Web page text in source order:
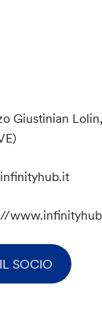
Giustinian
SOCIO